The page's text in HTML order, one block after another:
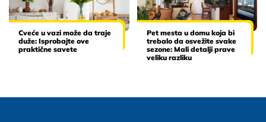
Cveće u vazi može da traje
duže: Isprobajte ove
praktične savete
Pet mesta u domu koja bi
trebalo da osvežite svake
sezone: Mali detalji prave
veliku razliku